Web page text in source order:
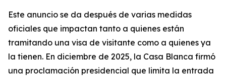
Este anuncio se da después de varias medidas
oficiales que impactan tanto a quienes están
tramitando una visa de visitante como a quienes ya
la tienen. En diciembre de 2025, la Casa Blanca firmó
una proclamación presidencial que limita la entrada